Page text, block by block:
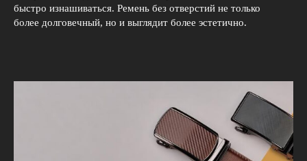
быстро изнашиваться. Ремень без отверстий не только
более долговечный, но и выглядит более эстетично.